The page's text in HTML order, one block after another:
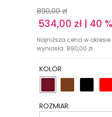
890,00 zł
534,00 zł | 40
Najniższa cena w
wyniosła: 890,00 zł
KOLOR
ROZMIAR: